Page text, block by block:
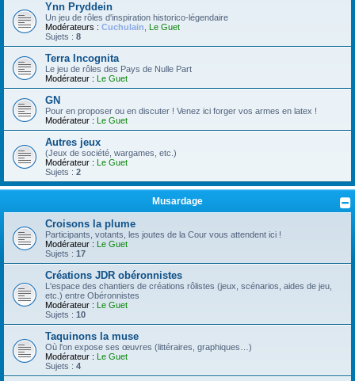
Ynn Pryddein
Un jeu de rôles d'inspiration historico-légendaire
Modérateurs : Cuchulain
Le Guet
Sujets : 8
Terra Incognita
Le jeu de rôles des Pays de Nulle Part
Modérateur : Le Guet
GN
Pour en proposer ou en discuter ! Venez ici forger vos armes en latex !
Modérateur : Le Guet
Autres jeux
(Jeux de société, wargames, etc.)
Modérateur : Le Guet
Sujets : 2
Musardage
Croisons la plume
Participants, votants, les joutes de la Cour vous attendent ici !
Modérateur : Le Guet
Sujets : 17
Créations JDR obéronnistes
L'espace des chantiers de créations rôlistes (jeux, scénarios, aides de jeu,
etc.) entre Obéronnistes
Modérateur : Le Guet
Sujets : 10
Taquinons la muse
Où l'on expose ses œuvres (littéraires, graphiques…)
Modérateur : Le Guet
Sujets : 4